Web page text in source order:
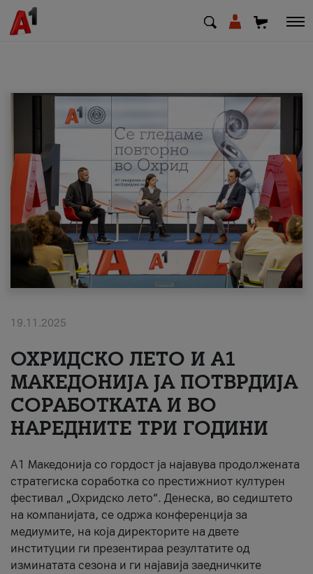
МК SQ
Приватни Деловни
Поддршка
Надополни кредит
#ПодобарОнлајн
19.11.2025
ОХРИДСКО ЛЕТО И A1
МАКЕДОНИЈА ЈА ПОТВРДИЈА
СОРАБОТКАТА И ВО
НАРЕДНИТЕ ТРИ ГОДИНИ
A1 Македонија со гордост ја најавува продолжената
стратегиска соработка со престижниот културен
фестивал „Охридско лето“. Денеска, во седиштето
на компанијата, се одржа конференција за
медиумите, на која директорите на двете
институции ги презентираа резултатите од
изминатата сезона и ги најавија заедничките